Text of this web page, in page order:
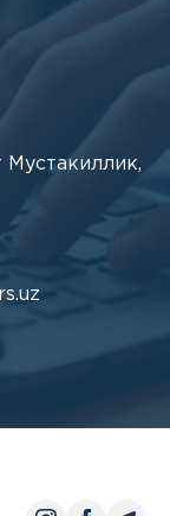
Мустакиллик,